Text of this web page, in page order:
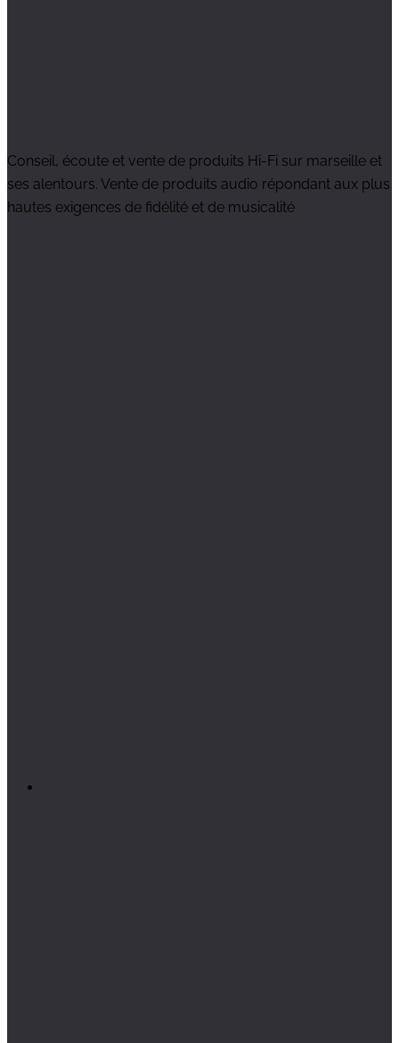
Conseil, écoute et vente de produits Hi-Fi sur marseille et
ses alentours. Vente de produits audio répondant aux plus
hautes exigences de fidélité et de musicalité